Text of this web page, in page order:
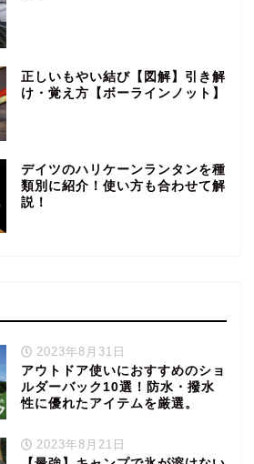
正しいもやい結び【図解】引き解
け・覚え方【ボーラインノット】
デイツのハリケーンランタンを種
類別に紹介！使い方も合わせて解
説！
2023年8月31日
アウトドア使いにおすすめのショ
ルダーバック10選！防水・撥水
性に優れたアイテムを厳選。
2023年8月21日